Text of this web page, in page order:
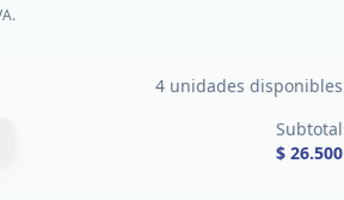
4 unidades disponibles
Subtotal
$ 26.500